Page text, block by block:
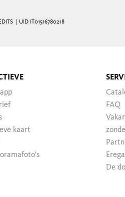
| UID IT01516780218
kaart
FAQ
De